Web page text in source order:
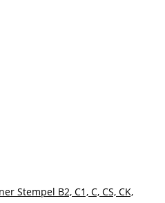
Stempel B2, C1, C, CS, CK,